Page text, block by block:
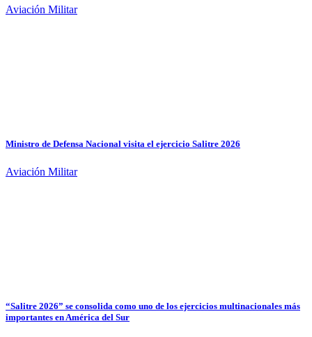
Aviación Militar
Ministro de Defensa Nacional visita el ejercicio Salitre 2026
Aviación Militar
“Salitre 2026” se consolida como uno de los ejercicios multinacionales más
importantes en América del Sur